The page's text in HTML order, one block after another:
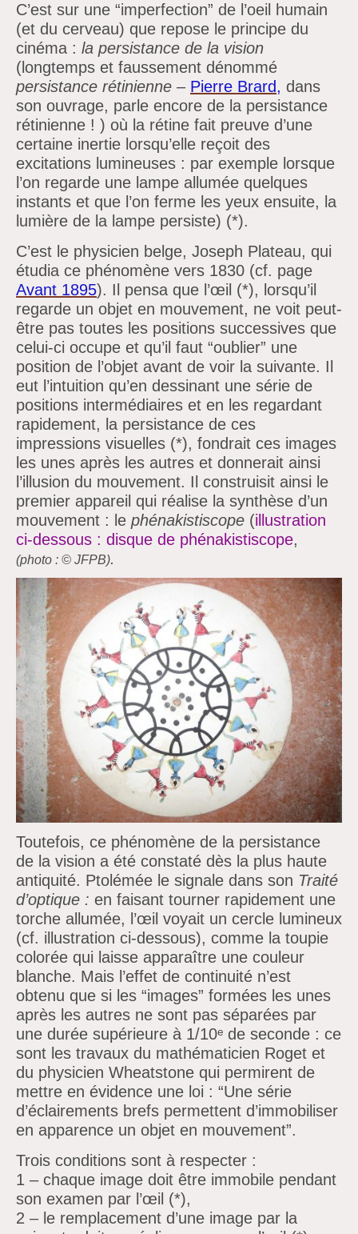
C’est sur une “imperfection” de l’oeil humain
(et du cerveau) que repose le principe du
cinéma : la persistance de la vision
(longtemps et faussement dénommé
persistance rétinienne – Pierre Brard, dans
son ouvrage, parle encore de la persistance
rétinienne ! ) où la rétine fait preuve d’une
certaine inertie lorsqu’elle reçoit des
excitations lumineuses : par exemple lorsque
l’on regarde une lampe allumée quelques
instants et que l’on ferme les yeux ensuite, la
lumière de la lampe persiste) (*).
C’est le physicien belge, Joseph Plateau, qui
étudia ce phénomène vers 1830 (cf. page
Avant 1895). Il pensa que l’œil (*), lorsqu’il
regarde un objet en mouvement, ne voit peut-
être pas toutes les positions successives que
celui-ci occupe et qu’il faut “oublier” une
position de l’objet avant de voir la suivante. Il
eut l’intuition qu’en dessinant une série de
positions intermédiaires et en les regardant
rapidement, la persistance de ces
impressions visuelles (*), fondrait ces images
les unes après les autres et donnerait ainsi
l’illusion du mouvement. Il construisit ainsi le
premier appareil qui réalise la synthèse d’un
mouvement : le phénakistiscope (illustration
ci-dessous : disque de phénakistiscope,
(photo : © JFPB).
Toutefois, ce phénomène de la persistance
de la vision a été constaté dès la plus haute
antiquité. Ptolémée le signale dans son Traité
d’optique : en faisant tourner rapidement une
torche allumée, l’œil voyait un cercle lumineux
(cf. illustration ci-dessous), comme la toupie
colorée qui laisse apparaître une couleur
blanche. Mais l’effet de continuité n’est
obtenu que si les “images” formées les unes
après les autres ne sont pas séparées par
une durée supérieure à 1/10ᵉ de seconde : ce
sont les travaux du mathématicien Roget et
du physicien Wheatstone qui permirent de
mettre en évidence une loi : “Une série
d’éclairements brefs permettent d’immobiliser
en apparence un objet en mouvement”.
Trois conditions sont à respecter :
1 – chaque image doit être immobile pendant
son examen par l’œil (*),
2 – le remplacement d’une image par la